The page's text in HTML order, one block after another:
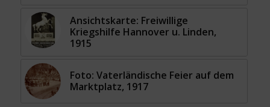
Ansichtskarte: Freiwillige
Kriegshilfe Hannover u. Linden,
1915
Foto: Vaterländische Feier auf dem
Marktplatz, 1917